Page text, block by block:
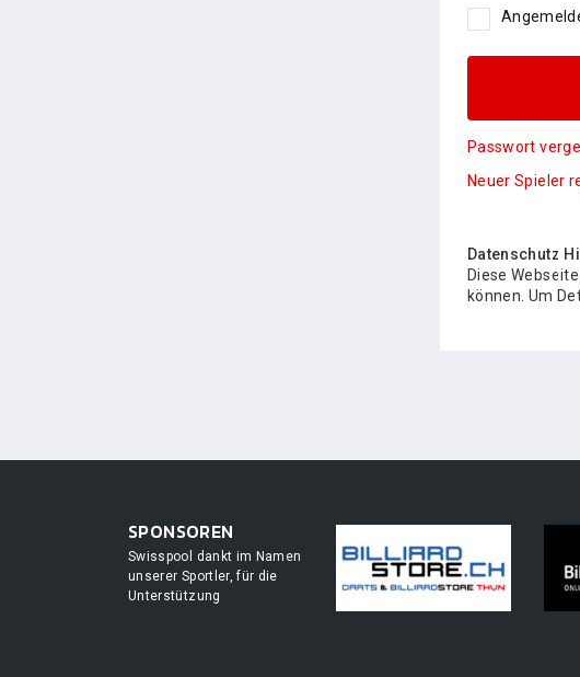
Passwort
Neuer Spieler
Datenschutz
Diese
können. Um
SPONSOREN
Swisspool dankt im Namen
unserer Sportler, für die
Unterstützung